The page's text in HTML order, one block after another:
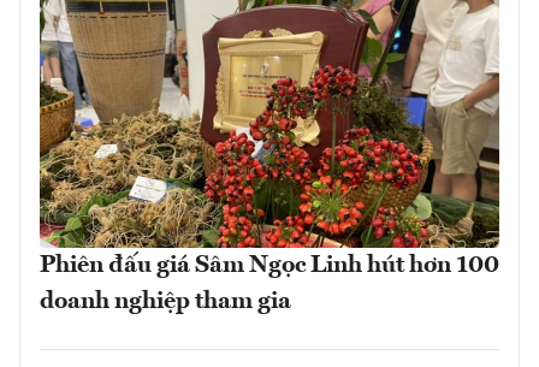
Phiên đấu giá Sâm Ngọc Linh hút hơn 100
doanh nghiệp tham gia